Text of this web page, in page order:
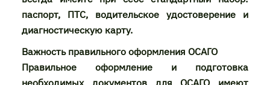
паспорт, ПТС, водительское удостоверение и
диагностическую карту.
Важность правильного оформления ОСАГО
Правильное оформление и подготовка